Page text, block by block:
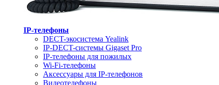
IP-телефоны
DECT-экосистема Yealink
IP-DECT-системы Gigaset Pro
IP-телефоны для пожилых
Wi-Fi-телефоны
Аксессуары для IP-телефонов
Видеотелефоны